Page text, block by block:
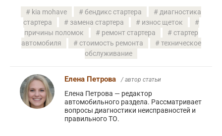
kia mohave бендикс стартера
диагностика
стартера
замена стартера
износ щеток
причины поломок
ремонт стартера
стартер
автомобиля
стоимость ремонта
техническое
обслуживание
Елена Петрова / автор статьи
Елена Петрова — редактор
автомобильного раздела. Рассматривает
вопросы диагностики неисправностей и
правильного ТО.